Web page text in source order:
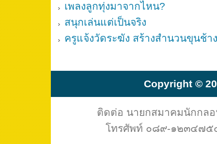
เพลงลูกทุ่งมาจากไหน?
สนุกเล่นแต่เป็นจริง
ครูแจ้งวัดระฆัง สร้างสำนวนขุนช้
Copyright ©
ติดต่อ นายกสมาคมนักกลอ
โทรศัพท์ ๐๘๙-๑๒๓๔๗๕๔